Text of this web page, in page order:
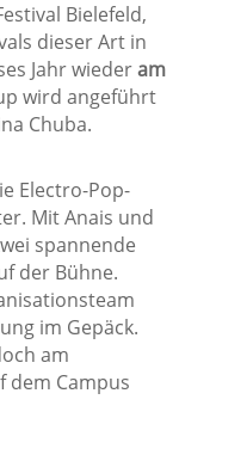
Bielefeld,
dieser Art in
Jahr wiederam
wird angeführt
Chuba.
Electro-Pop-
Mit Anais und
spannende
der Bühne.
im Gepäck.
am
dem Campus